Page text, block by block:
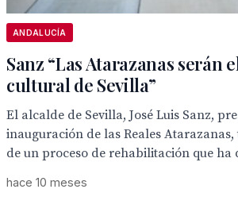
ANDALUCÍA
Sanz “Las Atarazanas serán
cultural de Sevilla”
El alcalde de Sevilla, José Luis Sanz,
inauguración de las Reales
de un proceso de rehabilitación que ha
hace 10 meses